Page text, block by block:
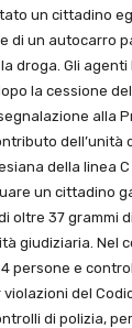
un cittadino
di un autocarro
droga. Gli
la cessione
alla
dell’unità
della linea
un cittadino
oltre 37 grammi
giudiziaria. Nel
persone e
del
di polizia,